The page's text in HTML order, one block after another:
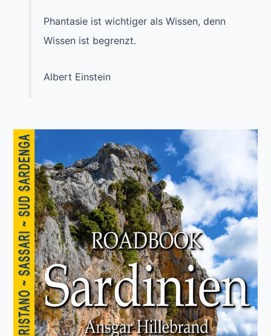
Phantasie ist wichtiger als Wissen, denn
Wissen ist begrenzt.
Albert Einstein